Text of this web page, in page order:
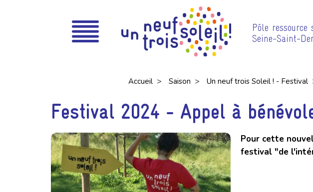
Pôle
Seine-Saint-
Accueil > Saison > Un neuf trois Soleil ! - Festival
Festival 2024 - Appel à
Pour cette
festival "de